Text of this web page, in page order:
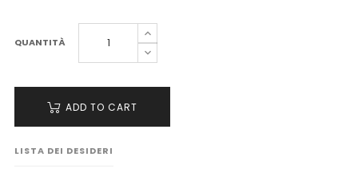
QUANTITÀ
ADD TO CART
LISTA DEI DESIDERI